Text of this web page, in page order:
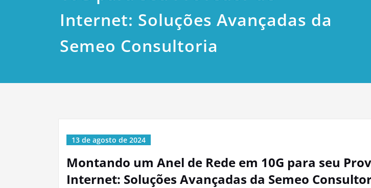
Internet: Soluções Avançadas da
Semeo Consultoria
13 de agosto de 2024
Montando um Anel de Rede em 10G para seu
Internet: Soluções Avançadas da Semeo